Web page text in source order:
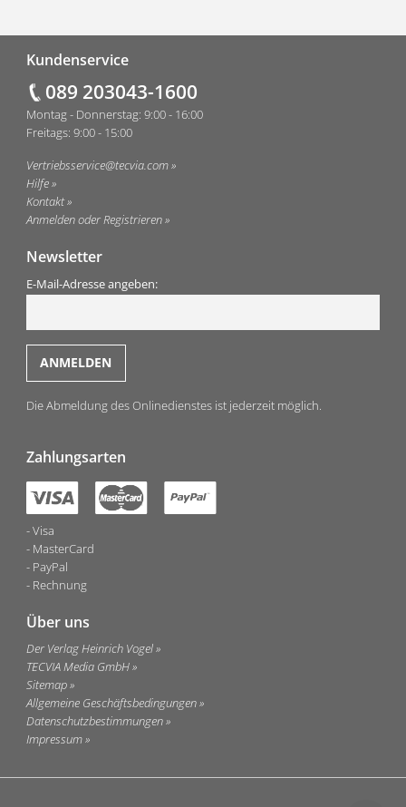
Kundenservice
089 203043-1600
Montag - Donnerstag: 9:00 - 16:00
Freitags: 9:00 - 15:00
Vertriebsservice@tecvia.com
Hilfe
Kontakt
Anmelden oder Registrieren
Newsletter
E-Mail-Adresse angeben:
Die Abmeldung des Onlinedienstes ist jederzeit möglich.
Zahlungsarten
Visa
MasterCard
PayPal
Rechnung
Über uns
Der Verlag Heinrich Vogel
TECVIA Media GmbH
Sitemap
Allgemeine Geschäftsbedingungen
Datenschutzbestimmungen
Impressum